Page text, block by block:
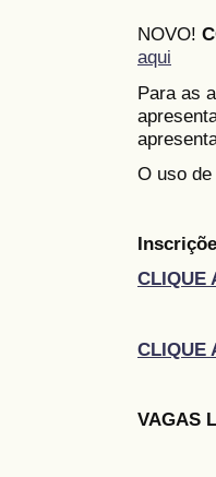
NOVO!
aqui
Para as
O uso
CLIQUE
CLIQUE
VAGAS